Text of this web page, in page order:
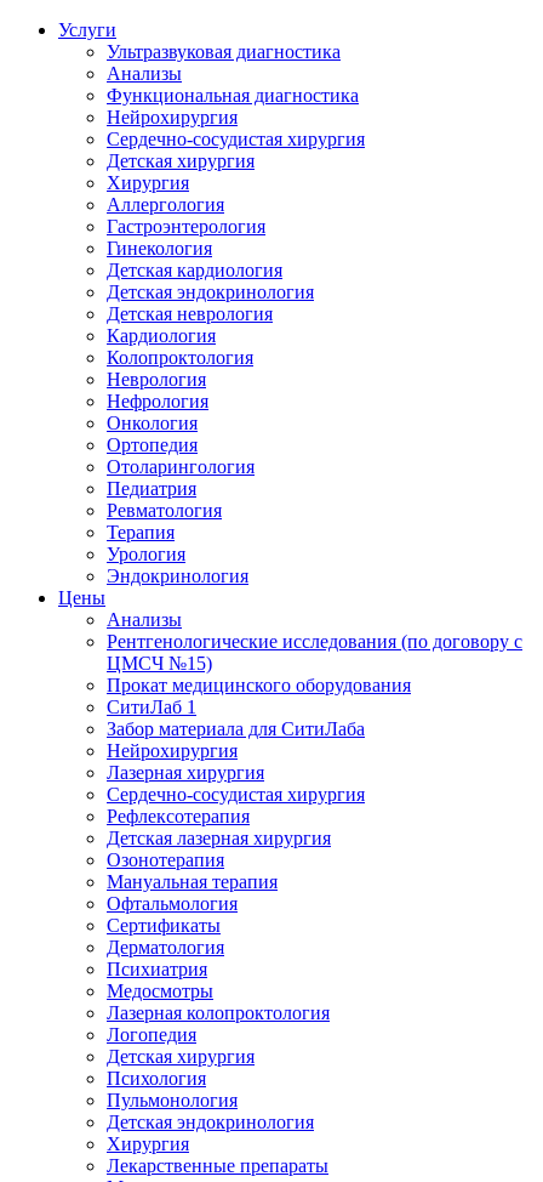
Услуги
Ультразвуковая диагностика
Анализы
Функциональная диагностика
Нейрохирургия
Сердечно-сосудистая хирургия
Детская хирургия
Хирургия
Аллергология
Гастроэнтерология
Гинекология
Детская кардиология
Детская эндокринология
Детская неврология
Кардиология
Колопроктология
Неврология
Нефрология
Онкология
Ортопедия
Отоларингология
Педиатрия
Ревматология
Терапия
Урология
Эндокринология
Цены
Анализы
Рентгенологические исследования (по договору с
ЦМСЧ №15)
Прокат медицинского оборудования
СитиЛаб 1
Забор материала для СитиЛаба
Нейрохирургия
Лазерная хирургия
Сердечно-сосудистая хирургия
Рефлексотерапия
Детская лазерная хирургия
Озонотерапия
Мануальная терапия
Офтальмология
Сертификаты
Дерматология
Психиатрия
Медосмотры
Лазерная колопроктология
Логопедия
Детская хирургия
Психология
Пульмонология
Детская эндокринология
Хирургия
Лекарственные препараты